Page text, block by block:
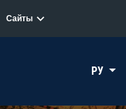
Сайты
РУ